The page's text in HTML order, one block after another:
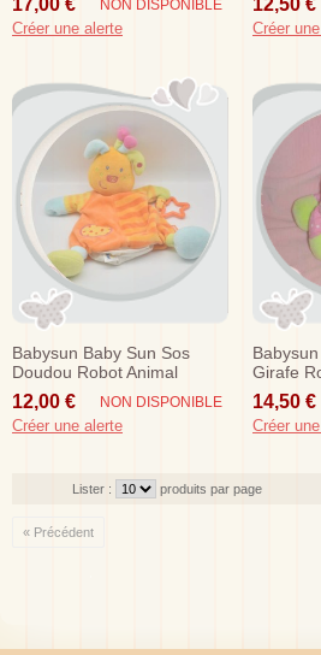
NON DISPONIBLE
Créer une alerte Créer
Babysun Baby Sun Sos
Doudou Robot Animal
Orange Marionnette Etoile
12,00 € NON DISPONIBLE
Créer une alerte
Girafe
14,50 €
Créer
Lister : produits par page
« Précédent